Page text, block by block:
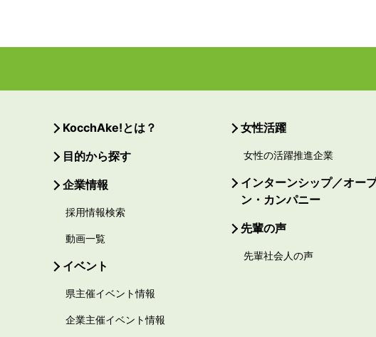
KocchAke!とは？
目的から探す
企業情報
採用情報検索
動画一覧
イベント
県主催イベント情報
企業主催イベント情報
女性活躍
女性の活躍推進企業
インターンシップ／オー
ン・カンパニー
先輩の声
先輩社会人の声